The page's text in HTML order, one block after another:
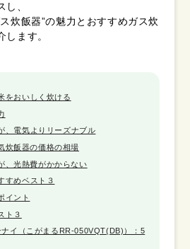
、
炊飯器”の魅力とおすすめガス炊
します。
をおいしく炊ける
、電気よりリーズナブル
炊飯器の価格の相場
、光熱費がかからない
すめベスト３
イント
ト３
ナイ（こがまるRR-050VQT(DB)）：5